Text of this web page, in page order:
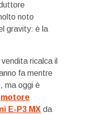
noto
gravity: è la
ricalca il
fa mentre
ma oggi è
motore
E-P3 MX da